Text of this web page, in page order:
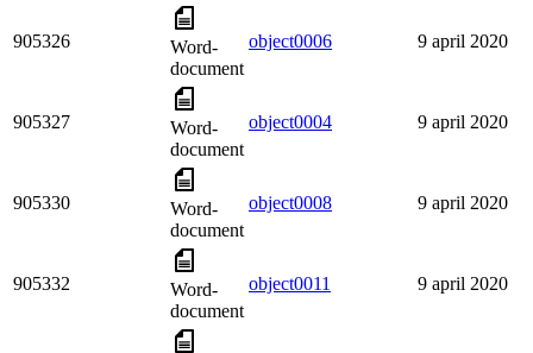
905326
Word-
document
object0006 9 april 2020
905327
Word-
document
object0004 9 april 2020
905330
Word-
document
object0008 9 april 2020
905332
Word-
document
object0011 9 april 2020